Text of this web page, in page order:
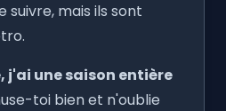
suivre, mais ils sont
j'ai une saison entière
toi bien et n'oublie